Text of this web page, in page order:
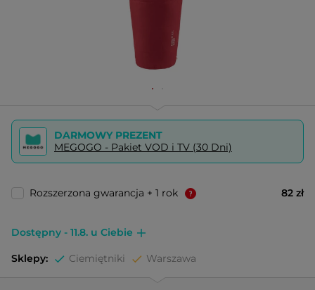
DARMOWY PREZENT
MEGOGO - Pakiet VOD i TV (30 Dni)
Rozszerzona gwarancja + 1 rok 82 zł
Dostępny - 11.8. u Ciebie
Sklepy: Ciemiętniki Warszawa